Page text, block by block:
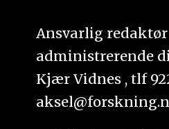
Ansvarlig
administrerende
Kjær Vidnes , tlf